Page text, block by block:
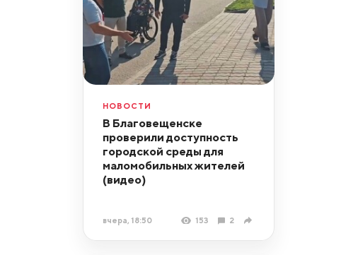
НОВОСТИ
В Благовещенске
проверили доступность
городской среды для
маломобильных жителей
(видео)
вчера, 18:50 153 2